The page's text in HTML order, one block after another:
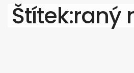
Štítek:raný